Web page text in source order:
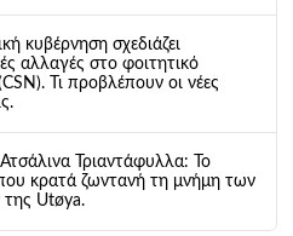
κυβέρνηση σχεδιάζει
αλλαγές στο φοιτητικό
Τι προβλέπουν οι νέες
Ατσάλινα Τριαντάφυλλα: Το
κρατά ζωντανή τη μνήμη των
Utøya.